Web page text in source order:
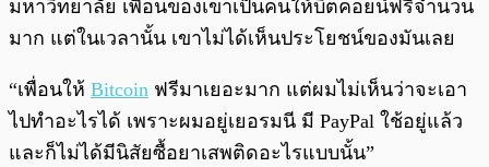
มหาวิทยาลัย เพื่อนของเขาเป็นคนให้บิตคอยน์ฟรีจำนวน
มาก แต่ในเวลานั้น เขาไม่ได้เห็นประโยชน์ของมันเลย
“เพื่อนให้ Bitcoin ฟรีมาเยอะมาก แต่ผมไม่เห็นว่าจะเอา
ไปทำอะไรได้ เพราะผมอยู่เยอรมนี มี PayPal ใช้อยู่แล้ว
และก็ไม่ได้มีนิสัยซื้อยาเสพติดอะไรแบบนั้น”